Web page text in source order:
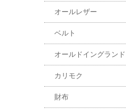
オールレザー
ベルト
オールドイングランド
カリモク
財布